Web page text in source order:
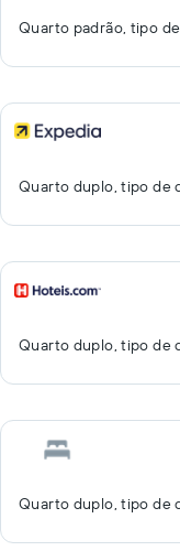
Quarto padrão, tipo
Quarto duplo, tipo de
Quarto duplo, tipo de
Quarto duplo, tipo de